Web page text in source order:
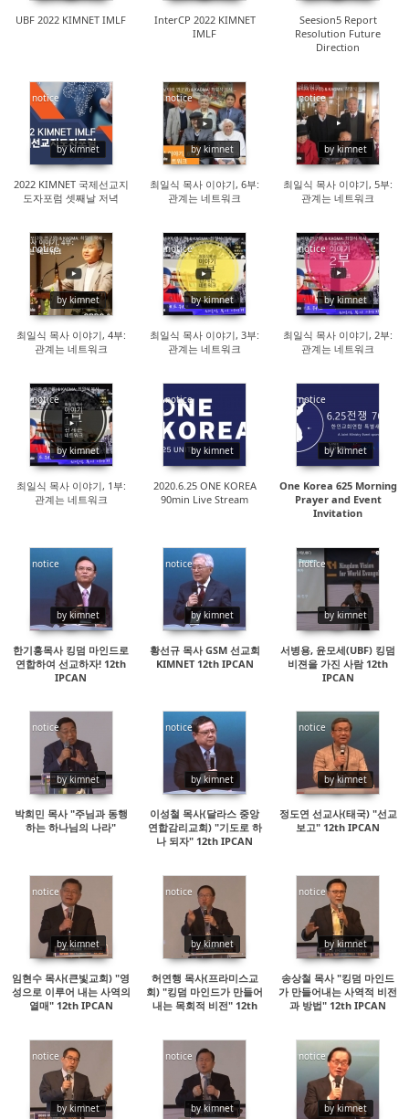
UBF 2022 KIMNET IMLF
InterCP 2022 KIMNET
IMLF
Seesion5 Report
Resolution Future
Direction
notice
by kimnet
14087
2022 KIMNET 국제선교지
도자포럼 셋째날 저녁
notice
by kimnet
87888
최일식 목사 이야기, 6부:
관계는 네트워크
notice
by kimnet
65475
최일식 목사 이야기, 5부:
관계는 네트워크
notice
by kimnet
110814
최일식 목사 이야기, 4부:
관계는 네트워크
notice
by kimnet
176188
최일식 목사 이야기, 3부:
관계는 네트워크
notice
by kimnet
124490
최일식 목사 이야기, 2부:
관계는 네트워크
notice
by kimnet
28296
최일식 목사 이야기, 1부:
관계는 네트워크
notice
by kimnet
18081
2020.6.25 ONE KOREA
90min Live Stream
notice
by kimnet
18097
One Korea 625 Morning
Prayer and Event
Invitation
notice
by kimnet
15065
한기홍목사 킹덤 마인드로
연합하여 선교하자! 12th
IPCAN
notice
by kimnet
15763
황선규 목사 GSM 선교회
KIMNET 12th IPCAN
notice
by kimnet
15213
서병용, 윤모세(UBF) 킹덤
비젼을 가진 사람 12th
IPCAN
notice
by kimnet
14883
박희민 목사 "주님과 동행
하는 하나님의 나라"
notice
by kimnet
14710
이성철 목사(달라스 중앙
연합감리교회) "기도로 하
나 되자" 12th IPCAN
notice
by kimnet
63143
정도연 선교사(태국) "선교
보고" 12th IPCAN
notice
by kimnet
14278
임현수 목사(큰빛교회) "영
성으로 이루어 내는 사역의
열매" 12th IPCAN
notice
by kimnet
14700
허연행 목사(프라미스교
회) "킹덤 마인드가 만들어
내는 목회적 비전" 12th
notice
by kimnet
14510
송상철 목사 "킹덤 마인드
가 만들어내는 사역적 비전
과 방법" 12th IPCAN
notice
by kimnet
19221
notice
by kimnet
15441
notice
by kimnet
14420